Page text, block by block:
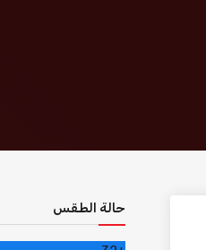
حالة الطقس